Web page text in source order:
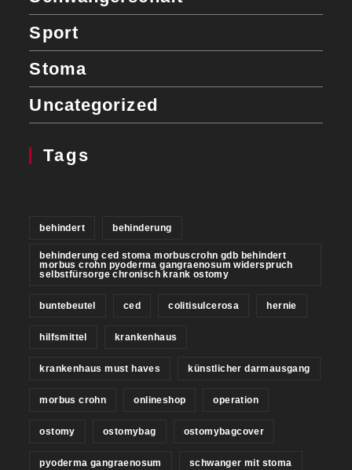
Sport
Stoma
Uncategorized
Tags
behindert behinderung
behinderung ced stoma morbuscrohn gdb behindert
morbus crohn pyoderma gangraenosum widerspruch
selbstfürsorge chronisch krank ostomy
buntebeutel ced colitisulcerosa hernie
hilfsmittel krankenhaus
krankenhaus must haves künstlicher darmausgang
morbus crohn onlineshop operation
ostomy ostomybag ostomybagcover
pyoderma gangraenosum schwanger mit stoma